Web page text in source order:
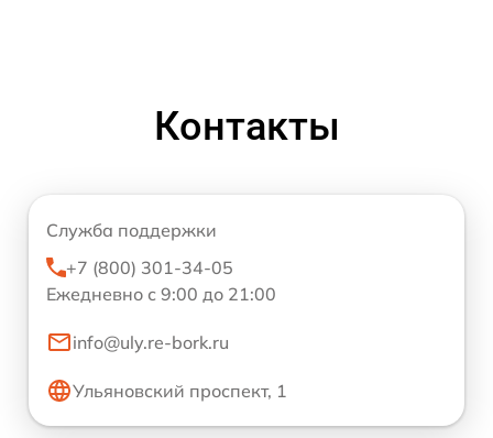
Контакты
Служба поддержки
+7 (800) 301-34-05
Ежедневно с 9:00 до 21:00
info@uly.re-bork.ru
Ульяновский проспект, 1